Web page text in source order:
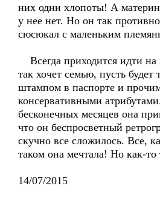
них одни хлопоты! А
у нее нет. Но он так
сюсюкал с маленьким
Всегда приходится идти на
так хочет семью, пусть будет
штампом в паспорте и
консервативными
бесконечных месяцев она
что он беспросветный
скучно все сложилось. Все,
таком она мечтала! Но как-
14/07/2015